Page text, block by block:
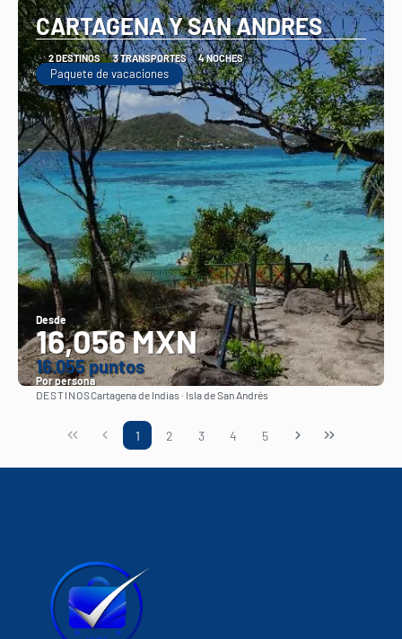
CARTAGENA Y SAN ANDRES
2 DESTINOS 3 TRANSPORTES 4 NOCHES
Paquete de vacaciones
Desde
16,056 MXN
16.055 puntos
Por persona
Ver
DESTINOSCartagena de Indias · Isla de San Andrés
1 2 3 4 5